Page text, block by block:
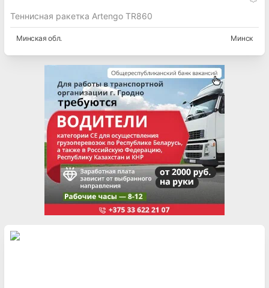
Теннисная ракетка Artengo TR860
Минская обл. Минск